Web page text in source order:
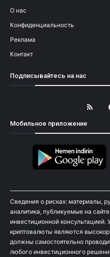
О нас
Конфиденциальность
Реклама
Контакт
Подписывайтесь на нас
Мобильное приложение
Сведения о рисках: материалы,
аналитика, публикуемые на сайте
инвестиционной консультацией.
криптовалюты являются
должны самостоятельно
любого инвестиционного